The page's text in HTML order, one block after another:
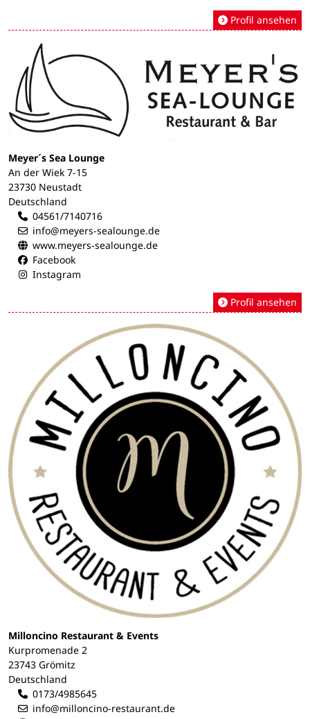
Profil ansehen
Meyer´s Sea Lounge
An der Wiek 7-15
23730 Neustadt
Deutschland
04561/7140716
info@meyers-sealounge.de
www.meyers-sealounge.de
Facebook
Instagram
Profil ansehen
Milloncino Restaurant & Events
Kurpromenade 2
23743 Grömitz
Deutschland
0173/4985645
info@milloncino-restaurant.de